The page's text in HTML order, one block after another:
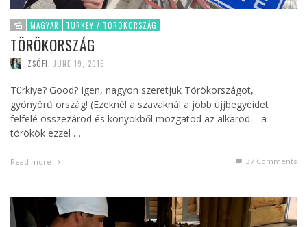
MAGYAR TURKEY / TÖRÖKORSZÁG
TÖRÖKORSZÁG
ZSÓFI JUNE 19, 2015
Türkiye? Good? Igen, nagyon szeretjük Törökországot,
gyönyörű ország! (Ezeknél a szavaknál a jobb ujjbegyeidet
felfelé összezárod és könyökből mozgatod az alkarod – a
törökök ezzel …
Read more 37 Comments